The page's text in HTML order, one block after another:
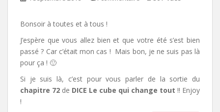
Bonsoir à toutes et à tous !
J’espère que vous allez bien et que votre été s’est bien
passé ? Car c’était mon cas ! Mais bon, je ne suis pas là
pour ça ! 🙂
Si je suis là, c’est pour vous parler de la sortie du
chapitre 72 de DICE Le cube qui change tout !! Enjoy
!